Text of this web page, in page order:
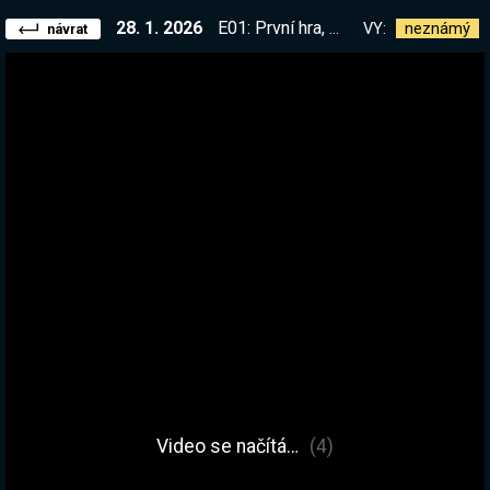
návrat 28. 1. 2026 E01: První hra, kterou jsem před skoro 15 lety natáčel dostala MASIVNÍ update. Jdeme to projet od začátku do konce :) Nejvyšší obtížnost. VY: neznámý
Video se načítá… (4)